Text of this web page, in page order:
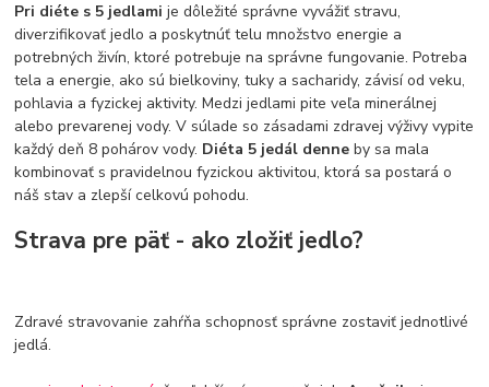
Pri diéte s 5 jedlamije dôležité správne vyvážiť stravu,
diverzifikovať jedlo a poskytnúť telu množstvo energie a
potrebných živín, ktoré potrebuje na správne fungovanie. Potreba
tela a energie, ako sú bielkoviny, tuky a sacharidy, závisí od veku,
pohlavia a fyzickej aktivity. Medzi jedlami pite veľa minerálnej
alebo prevarenej vody. V súlade so zásadami zdravej výživy vypite
každý deň 8 pohárov vody. Diéta 5 jedál denneby sa mala
kombinovať s pravidelnou fyzickou aktivitou, ktorá sa postará o
náš stav a zlepší celkovú pohodu.
Strava pre päť - ako zložiť jedlo?
Zdravé stravovanie zahŕňa schopnosť správne zostaviť jednotlivé
jedlá.